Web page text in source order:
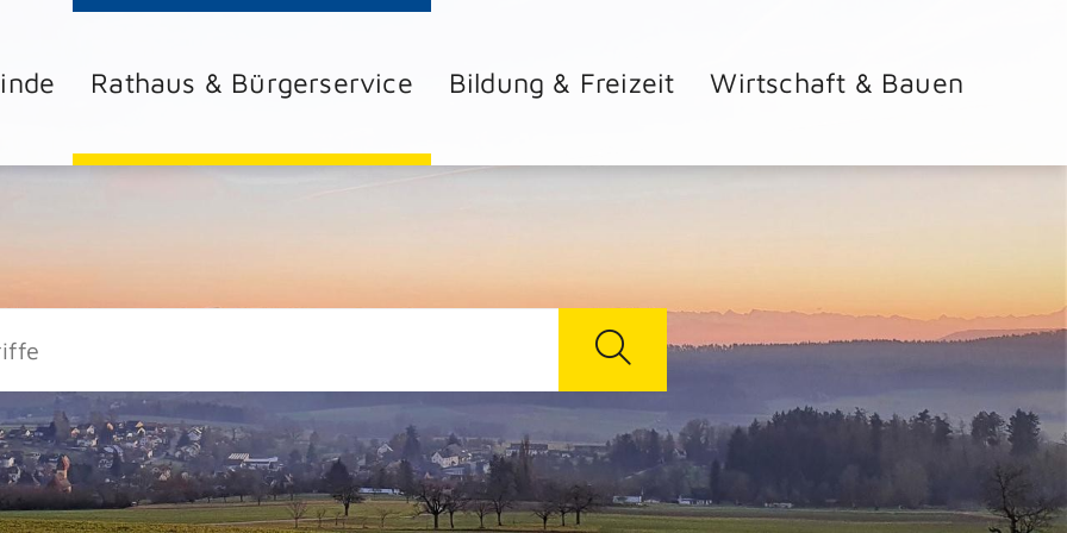
Rathaus & Bürgerservice Bildung & Freizeit Wirtschaft & Bauen